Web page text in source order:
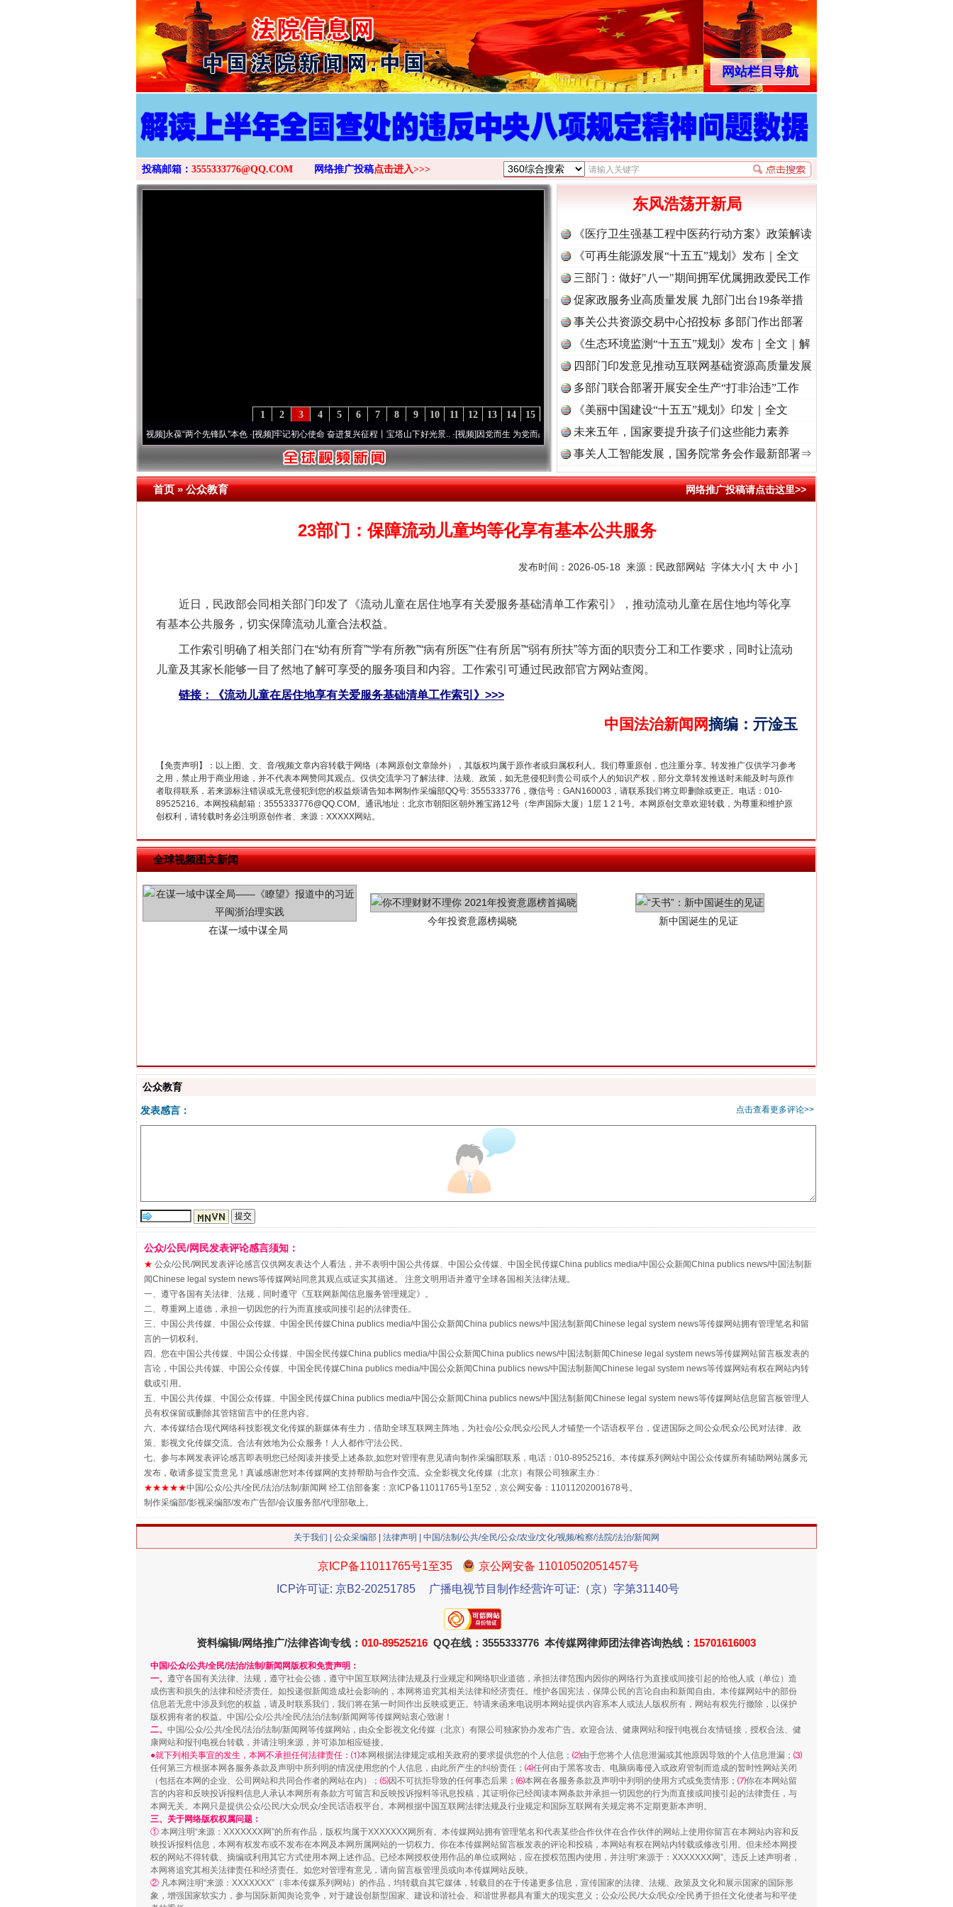
>
网站栏目导航
投稿邮箱： 3555333776@QQ.COM 网络推广投稿点击进入>>>
15
14
13
12
11
10
9
8
7
6
5
4
3
2
1
永葆“两个先锋队”本色·[视频]牢记初心使命 奋进复兴征程丨宝塔山下好光景..·[视频]因党而生 为党而战——百年“纪”事⑧加强纪律.. ·[视频]牢记初心使命 奋进复兴征程丨“转折之城”激荡..
东风浩荡开新局
《医疗卫生强基工程中医药行动方案》政策解读
《可再生能源发展“十五五”规划》发布｜全文
三部门：做好"八一"期间拥军优属拥政爱民工作
促家政服务业高质量发展 九部门出台19条举措
事关公共资源交易中心招投标 多部门作出部署
《生态环境监测“十五五”规划》发布｜全文｜解
读
四部门印发意见推动互联网基础资源高质量发展
多部门联合部署开展安全生产“打非治违”工作
《美丽中国建设“十五五”规划》印发｜全文
未来五年，国家要提升孩子们这些能力素养
事关人工智能发展，国务院常务会作最新部署⇒
首页»公众教育 网络推广投稿请点击这里>>
23部门：保障流动儿童均等化享有基本公共服务
发布时间：2026-05-18 来源： 民政部网站 字体大小[ 大 中 小 ]
近日，民政部会同相关部门印发了《流动儿童在居住地享有关爱服务基础清单工作索引》，推动流动儿童在居住地均等化享
有基本公共服务，切实保障流动儿童合法权益。
工作索引明确了相关部门在“幼有所育”“学有所教”“病有所医”“住有所居”“弱有所扶”等方面的职责分工和工作要求，同时让流动
儿童及其家长能够一目了然地了解可享受的服务项目和内容。工作索引可通过民政部官方网站查阅。
链接：《流动儿童在居住地享有关爱服务基础清单工作索引》>>>
中国法治新闻网摘编 ： 亓淦玉
【免责声明】：以上图、文、音/视频文章内容转载于网络（本网原创文章除外），其版权均属于原作者或归属权利人。我们尊重原创，也注重分享。转发推广仅供学习参考
之用，禁止用于商业用途，并不代表本网赞同其观点。仅供交流学习了解法律、法规、政策，如无意侵犯到贵公司或个人的知识产权，部分文章转发推送时未能及时与原作
者取得联系，若来源标注错误或无意侵犯到您的权益烦请告知本网制作采编部QQ号: 3555333776，微信号：GAN160003，请联系我们将立即删除或更正。电话：010-
89525216。本网投稿邮箱：3555333776@QQ.COM。通讯地址：北京市朝阳区朝外雅宝路12号（华声国际大厦）1层 1 2 1号。本网原创文章欢迎转载，为尊重和维护原
创权利，请转载时务必注明原创作者、来源：XXXXX网站。
全球视频图文新闻
网上购药对药下症？
茶叶“炒上天”
“神药”背后的真相
今年投资意愿榜揭晓 新中国诞生的见证
魏明亮严重违纪违法案透视
千亩耕地变“别墅”
“刷贴”乱象丛生
揭批美国五大"原罪" "炒鞋教程"里的骗局 习近平的“航天情”
珠宝鉴定乱象
站台名比不上好声名
“谁都不怕”的他落马了
公众教育
点击查看更多评论>>
发表感言：
公众/公民/网民发表评论感言须知：
★ 公众/公民/网民发表评论感言仅供网友表达个人看法，并不表明中国公共传媒、中国公众传媒、中国全民传媒China publics media/中国公众新闻China publics news/中国法制新
闻Chinese legal system news等传媒网站同意其观点或证实其描述。 注意文明用语并遵守全球各国相关法律法规。
一、遵守各国有关法律、法规，同时遵守《互联网新闻信息服务管理规定》。
二、尊重网上道德，承担一切因您的行为而直接或间接引起的法律责任。
三、中国公共传媒、中国公众传媒、中国全民传媒China publics media/中国公众新闻China publics news/中国法制新闻Chinese legal system news等传媒网站拥有管理笔名和留
言的一切权利。
四、您在中国公共传媒、中国公众传媒、中国全民传媒China publics media/中国公众新闻China publics news/中国法制新闻Chinese legal system news等传媒网站留言板发表的
言论，中国公共传媒、中国公众传媒、中国全民传媒China publics media/中国公众新闻China publics news/中国法制新闻Chinese legal system news等传媒网站有权在网站内转
载或引用。
五、中国公共传媒、中国公众传媒、中国全民传媒China publics media/中国公众新闻China publics news/中国法制新闻Chinese legal system news等传媒网站信息留言板管理人
员有权保留或删除其管辖留言中的任意内容。
六、本传媒结合现代网络科技影视文化传媒的新媒体有生力，借助全球互联网主阵地，为社会/公众/民众/公民人才铺垫一个话语权平台，促进国际之间公众/民众/公民对法律、政
策、影视文化传媒交流。合法有效地为公众服务！人人都作守法公民。
七、参与本网发表评论感言即表明您已经阅读并接受上述条款,如您对管理有意见请向制作采编部联系，电话：010-89525216。本传媒系列网站中国公众传媒所有辅助网站属多元
发布，敬请多提宝贵意见！真诚感谢您对本传媒网的支持帮助与合作交流。众全影视文化传媒（北京）有限公司独家主办 :
★★★★★中国/公众/公共/全民/法治/法制/新闻网 经工信部备案：京ICP备11011765号1至52，京公网安备：11011202001678号。
制作采编部/影视采编部/发布广告部/会议服务部/代理部敬上。
关于我们 公众采编部 法律声明 | 中国/法制/公共/全民/公众/农业/文化/视频/检察/法院/法治/新闻网
京ICP备11011765号1至35
京公网安备 11010502051457号
ICP许可证: 京B2-20251785
广播电视节目制作经营许可证:（京）字第31140号
资料编辑/网络推广/法律咨询专线： 010-89525216 QQ在线：3555333776 本传媒网律师团法律咨询热线： 15701616003
中国/公众/公共/全民/法治/法制/新闻网版权和免责声明：
一、 遵守各国有关法律、法规，遵守社会公德，遵守中国互联网法律法规及行业规定和网络职业道德，承担法律范围内因你的网络行为直接或间接引起的给他人或（单位）造
成伤害和损失的法律和经济责任。如投递假新闻造成社会影响的，本网将追究其相关法律和经济责任。维护各国宪法，保障公民的言论自由和新闻自由。本传媒网站中的部份
信息若无意中涉及到您的权益，请及时联系我们，我们将在第一时间作出反映或更正。特请来函来电说明本网站提供内容系本人或法人版权所有，网站有权先行撤除，以保护
版权拥有者的权益。中国/公众/公共/全民/法治/法制/新闻网等传媒网站衷心致谢！
二、 中国/公众/公共/全民/法治/法制/新闻网等传媒网站，由众全影视文化传媒（北京）有限公司独家协办发布广告。欢迎合法、健康网站和报刊电视台友情链接，授权合法、健
康网站和报刊电视台转载，并请注明来源，并可添加相应链接。
●就下列相关事宜的发生，本网不承担任何法律责任：⑴本网根据法律规定或相关政府的要求提供您的个人信息； ⑵由于您将个人信息泄漏或其他原因导致的个人信息泄漏； ⑶
任何第三方根据本网各服务条款及声明中所列明的情况使用您的个人信息，由此所产生的纠纷责任； ⑷任何由于黑客攻击、电脑病毒侵入或政府管制而造成的暂时性网站关闭
（包括在本网的企业、公司网站和共同合作者的网站在内）； ⑸因不可抗拒导致的任何事态后果； ⑹本网在各服务条款及声明中列明的使用方式或免责情形； ⑺你在本网站留
言的内容和反映投诉报料信息人承认本网所有条款方可留言和反映投诉报料等讯息投稿，其证明你已经阅读本网条款并承担一切因您的行为而直接或间接引起的法律责任，与
本网无关。本网只是提供公众/公民/大众/民众/全民话语权平台。本网根据中国互联网法律法规及行业规定和国际互联网有关规定将不定期更新本声明。
三、关于网络版权权属问题：
① 本网注明“来源：XXXXXXX网”的所有作品，版权均属于XXXXXXX网所有。本传媒网站拥有管理笔名和代表某些合作伙伴在合作伙伴的网站上使用你留言在本网站内容和反
映投诉报料信息，本网有权发布或不发布在本网及本网所属网站的一切权力。你在本传媒网站留言板发表的评论和投稿，本网站有权在网站内转载或修改引用。但未经本网授
权的网站不得转载、摘编或利用其它方式使用本网上述作品。已经本网授权使用作品的单位或网站，应在授权范围内使用，并注明“来源于：XXXXXXX网”。违反上述声明者，
本网将追究其相关法律责任和经济责任。如您对管理有意见，请向留言板管理员或向本传媒网站反映。
② 凡本网注明“来源：XXXXXXX”（非本传媒系列网站）的作品，均转载自其它媒体，转载目的在于传递更多信息，宣传国家的法律、法规、政策及文化和展示国家的国际形
象，增强国家软实力，参与国际新闻舆论竞争，对于建设创新型国家、建设和谐社会、和谐世界都具有重大的现实意义；公众/公民/大众/民众/全民勇于担任文化使者与和平使